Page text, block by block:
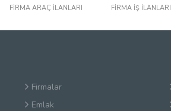
FİRMA ARAÇ İLANLARI FİRMA İŞ İLANLARI
Firmalar
Emlak